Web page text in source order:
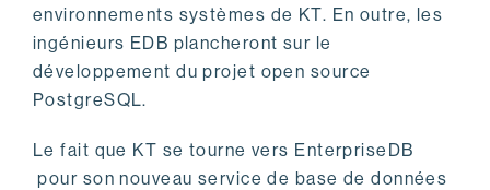
environnements systèmes de KT. En outre, les
ingénieurs EDB plancheront sur le
développement du projet open source
PostgreSQL.
Le fait que KT se tourne vers EnterpriseDB
pour son nouveau service de base de données